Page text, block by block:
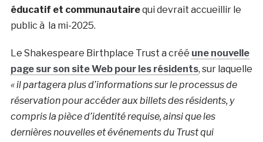
éducatif et communautairequi devrait accueillir le
public à la mi-2025.
Le Shakespeare Birthplace Trust a créé une nouvelle
page sur son site Web pour les résidents, sur laquelle
« il partagera plus d’informations sur le processus de
réservation pour accéder aux billets des résidents, y
compris la pièce d’identité requise, ainsi que les
dernières nouvelles et événements du Trust qui